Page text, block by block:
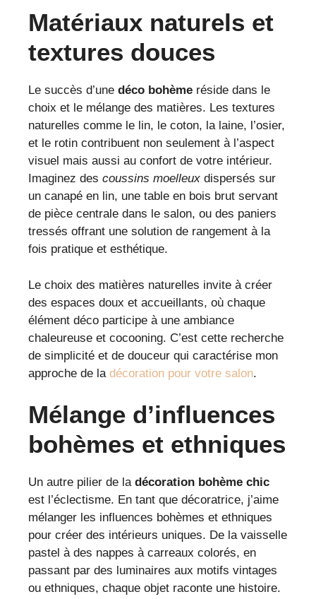
Matériaux naturels et
textures douces
Le succès d’une déco bohème réside dans le
choix et le mélange des matières. Les textures
naturelles comme le lin, le coton, la laine, l’osier,
et le rotin contribuent non seulement à l’aspect
visuel mais aussi au confort de votre intérieur.
Imaginez des coussins moelleux dispersés sur
un canapé en lin, une table en bois brut servant
de pièce centrale dans le salon, ou des paniers
tressés offrant une solution de rangement à la
fois pratique et esthétique.
Le choix des matières naturelles invite à créer
des espaces doux et accueillants, où chaque
élément déco participe à une ambiance
chaleureuse et cocooning. C’est cette recherche
de simplicité et de douceur qui caractérise mon
approche de la décoration pour votre salon.
Mélange d’influences
bohèmes et ethniques
Un autre pilier de la décoration bohème chic
est l’éclectisme. En tant que décoratrice, j’aime
mélanger les influences bohèmes et ethniques
pour créer des intérieurs uniques. De la vaisselle
pastel à des nappes à carreaux colorés, en
passant par des luminaires aux motifs vintages
ou ethniques, chaque objet raconte une histoire.